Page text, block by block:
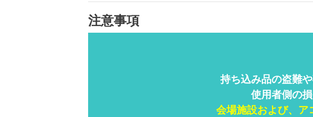
注意事項
持ち込み品の盗難
使用者側の
会場施設および、ア